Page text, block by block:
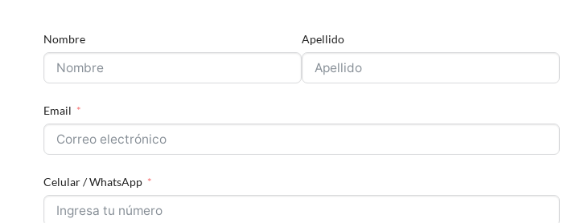
Nombre Apellido
Email
Celular / WhatsApp